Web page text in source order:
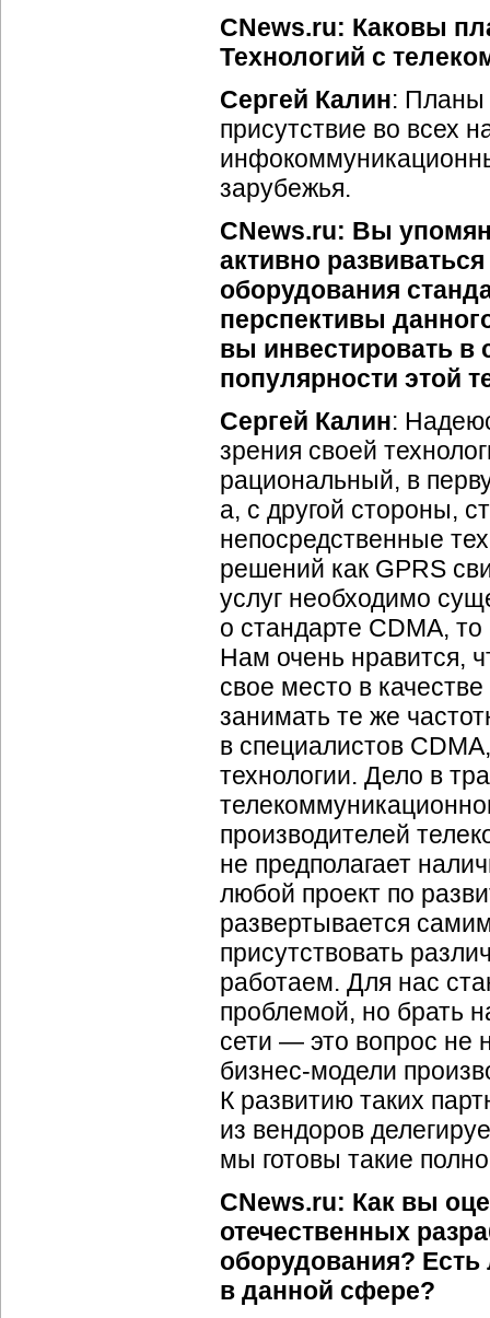
CNews.ru: Каковы
Технологий с
Сергей Калин: Планы
присутствие во всех
зарубежья.
CNews.ru: Вы
активно
оборудования
перспективы
вы инвестировать в
популярности этой
Сергей Калин:
зрения своей
рациональный, в
а, с другой стороны,
непосредственные
решений как GPRS
услуг необходимо
о стандарте CDMA,
Нам очень нравится,
свое место в
занимать те же
в специалистов
технологии. Дело в
производителей
не предполагает
любой проект по
развертывается
присутствовать
работаем. Для нас
проблемой, но брать
сети — это вопрос не
бизнес-модели
К развитию таких
из вендоров
мы готовы такие
CNews.ru: Как вы
отечественных
оборудования?
в данной сфере?